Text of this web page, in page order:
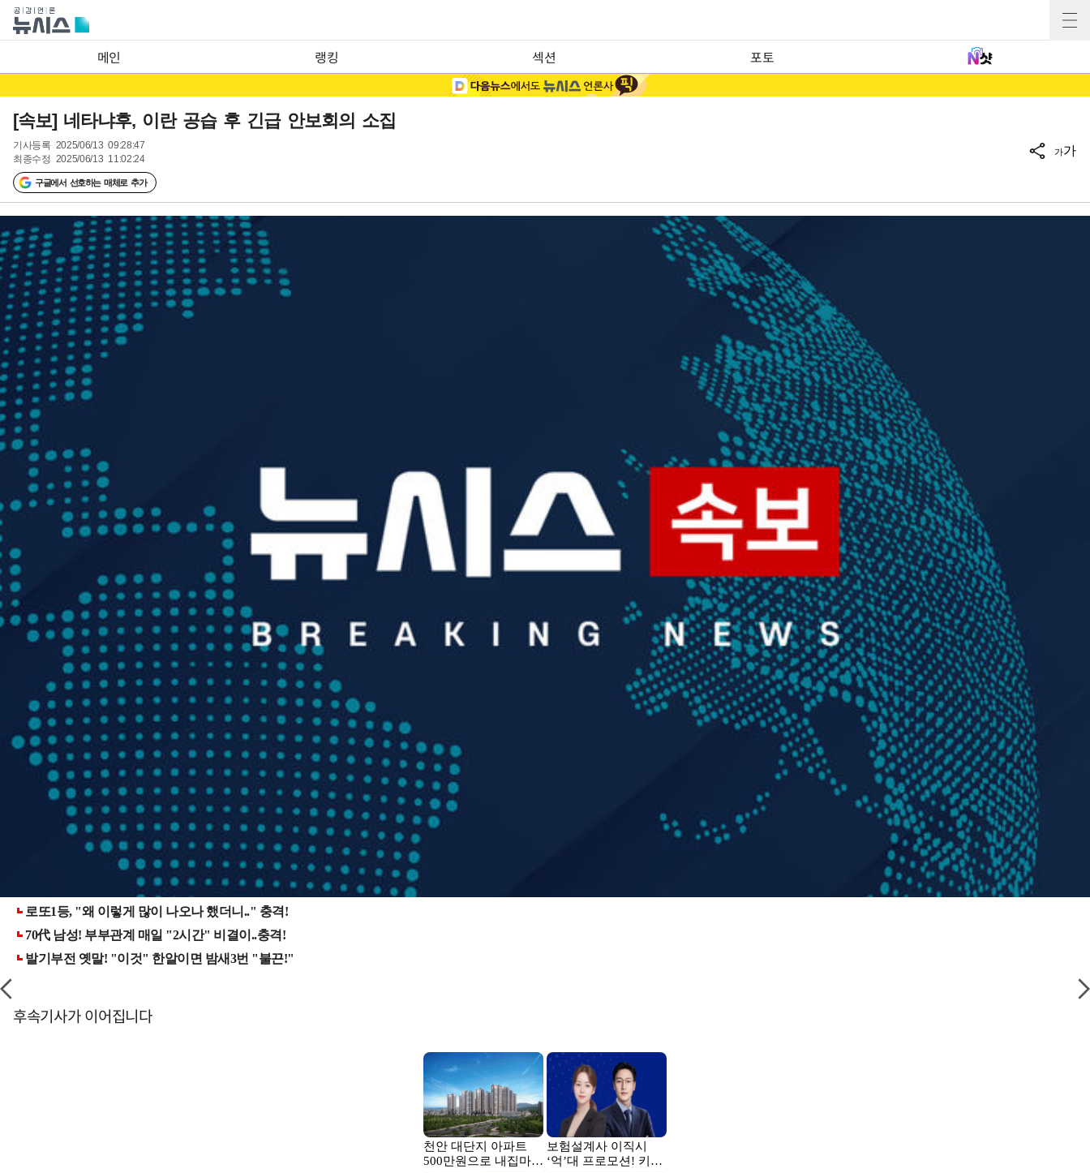
메인 랭킹 섹션 포토
[속보] 네타냐후, 이란 공습 후 긴급 안보회의 소집
기사등록 2025/06/13 09:28:47
최종수정 2025/06/13 11:02:24
구글에서 선호하는 매체로 추가
가가
후속기사가 이어집니다